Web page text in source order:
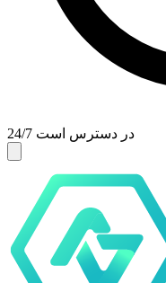
24/7 در دسترس است